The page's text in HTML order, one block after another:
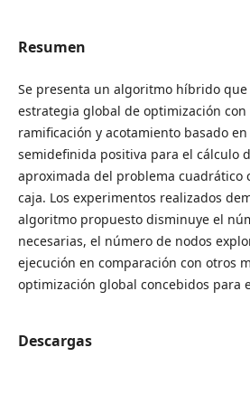
Resumen
Se presenta un algoritmo híbrido
estrategia global de optimización
ramificación y acotamiento basado
semidefinida positiva para el cálculo
aproximada del problema cuadrático
caja. Los experimentos realizados
algoritmo propuesto disminuye el
necesarias, el número de nodos
ejecución en comparación con otros
optimización global concebidos para
Descargas